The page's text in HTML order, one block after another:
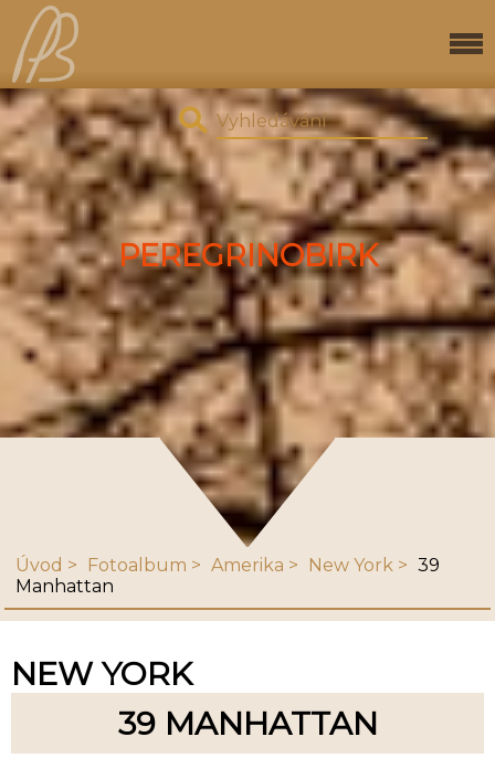
PEREGRINOBIRK
Úvod Fotoalbum Amerika New York
39
Manhattan
NEW YORK
39 MANHATTAN